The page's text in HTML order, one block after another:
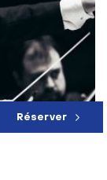
Réserver